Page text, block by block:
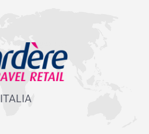
ITALIA